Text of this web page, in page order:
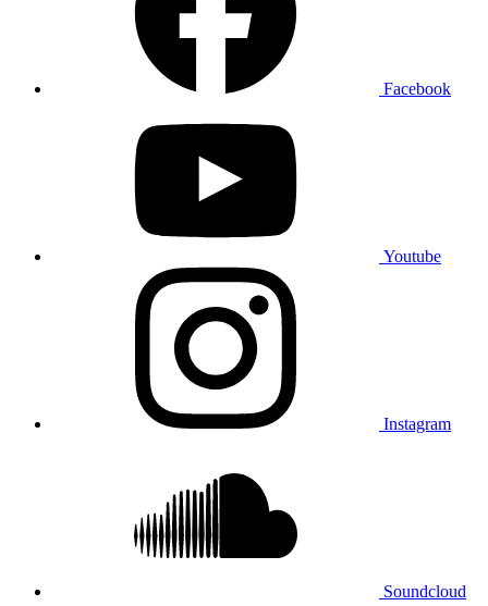
Facebook
Youtube
Instagram
Soundcloud